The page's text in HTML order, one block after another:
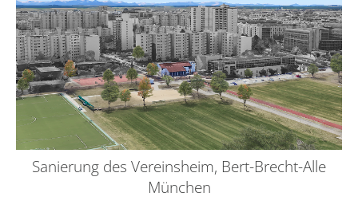
Sanierung des Vereinsheim, Bert-Brecht-Alle
München